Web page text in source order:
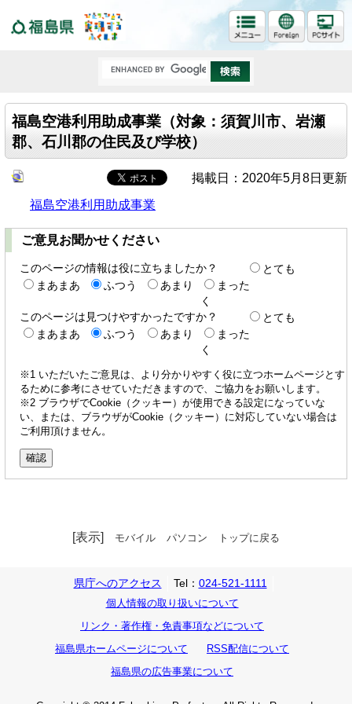
福島空港利用助成事業（対象：須賀川市、岩瀬
郡、石川郡の住民及び学校）
掲載日：2020年5月8日更新
福島空港利用助成事業
ご意見お聞かせください
このページの情報は役に立ちましたか？
とても
まあまあ
ふつう あまり
まった
く
このページは見つけやすかったですか？
とても
まあまあ
ふつう あまり
まった
く
※1 いただいたご意見は、より分かりやすく役に立つホームページとす
るために参考にさせていただきますので、ご協力をお願いします。
※2 ブラウザでCookie（クッキー）が使用できる設定になっていな
い、または、ブラウザがCookie（クッキー）に対応していない場合は
ご利用頂けません。
[表示] モバイル パソコン トップに戻る
県庁へのアクセス Tel： 024-521-1111
個人情報の取り扱いについて
リンク・著作権・免責事項などについて
福島県ホームページについて
RSS配信について
福島県の広告事業について